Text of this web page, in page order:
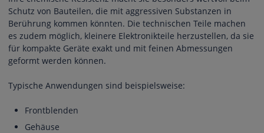
Schutz von Bauteilen, die mit aggressiven Substanzen in
Berührung kommen könnten. Die technischen Teile machen
es zudem möglich, kleinere Elektronikteile herzustellen, da sie
für kompakte Geräte exakt und mit feinen Abmessungen
geformt werden können.
Typische Anwendungen sind beispielsweise:
Frontblenden
Gehäuse